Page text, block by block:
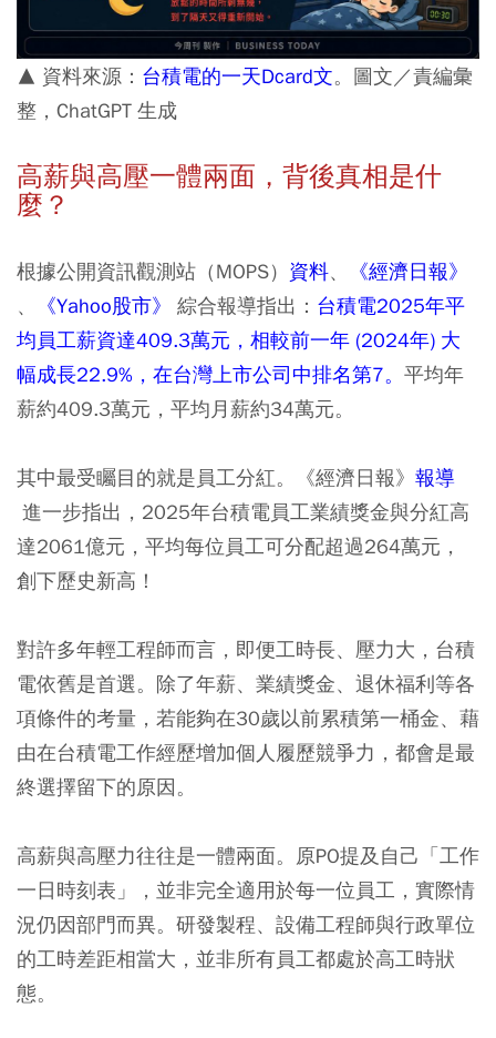
▲ 資料來源： 台積電的一天Dcard文。圖文／責編彙
整，ChatGPT 生成
高薪與高壓一體兩面，背後真相是什
麼？
根據公開資訊觀測站（MOPS） 資料、
《經濟日報》
、
《Yahoo股市》 綜合報導指出： 台積電2025年平
均員工薪資達409.3萬元，相較前一年 (2024年) 大
幅成長22.9%，在台灣上市公司中排名第7。 平均年
薪約409.3萬元，平均月薪約34萬元。
其中最受矚目的就是員工分紅。《經濟日報》 報導
進一步指出，2025年台積電員工業績獎金與分紅高
達2061億元，平均每位員工可分配超過264萬元，
創下歷史新高！
對許多年輕工程師而言，即便工時長、壓力大，台積
電依舊是首選。除了年薪、業績獎金、退休福利等各
項條件的考量，若能夠在30歲以前累積第一桶金、藉
由在台積電工作經歷增加個人履歷競爭力，都會是最
終選擇留下的原因。
高薪與高壓力往往是一體兩面。原PO提及自己「工作
一日時刻表」，並非完全適用於每一位員工，實際情
況仍因部門而異。研發製程、設備工程師與行政單位
的工時差距相當大，並非所有員工都處於高工時狀
態。